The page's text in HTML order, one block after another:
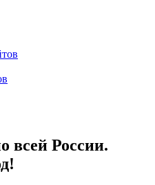
всей России.